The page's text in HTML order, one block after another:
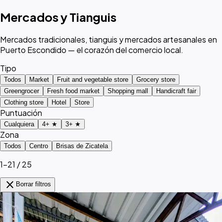
Mercados y Tianguis
Mercados tradicionales, tianguis y mercados artesanales en
Puerto Escondido — el corazón del comercio local.
Tipo
Todos Market Fruit and vegetable store
Grocery store
Greengrocer
Fresh food market Shopping mall
Handicraft fair
Clothing store
Hotel Store
Puntuación
Cualquiera 4+ ★ 3+ ★
Zona
Todos Centro Brisas de Zicatela
1–21 / 25
close Borrar filtros